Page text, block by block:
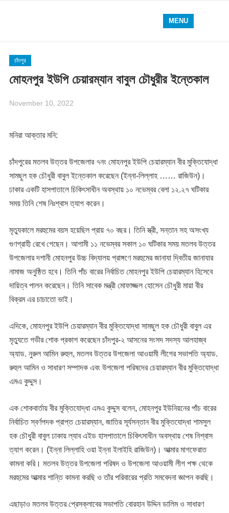
MENU
চাঁদপুর
মোহনপুর ইউপি চেয়ারম্যান বাবুল চৌধুরীর ইন্তেকাল
November 10, 2022
মনিরা আক্তার মনি:
চাঁদপুরের মতলব উত্তর উপজেলার ৭নং মোহনপুর ইউপি চেয়ারম্যান বীর মুক্তিযোদ্ধা
সামছুল হক চৌধুরী বাবুল ইন্তেকাল করেছেন (ইন্না-লিল্লাহ …… রাজিউন)।
ঢাকার একটি হাসপাতালে চিকিৎসাধীন অবস্থায় ১০ নভেম্বর বেলা ১২.২৭ ঘটিকার
সময় তিনি শেষ নিঃশ্বাস ত্যাগ করেন।
মৃত্যুকালে মরহুমের বয়স হয়েছিল প্রায় ৭০ বছর। তিনি স্ত্রী, সন্তান সহ অসংখ্য
গুণগ্রাহী রেখে গেছেন। আগামী ১১ নভেম্বর সকাল ১০ ঘটিকার সময় মতলব উত্তর
উপজেলার দশানী মোহনপুর উচ্চ বিদ্যালয় প্রাঙ্গণে মরহুমের জানাযা দ্বিতীয় জানাযার
নামাজ অনুষ্ঠিত হবে। তিনি পাঁচ বারের নির্বাচিত মোহনপুর ইউপি চেয়ারম্যান হিসেবে
দায়িত্ব পালন করেছেন। তিনি সাবেক মন্ত্রী মোফাজ্জল হোসেন চৌধুরী মায়া বীর
বিক্রম এর চাচাতো ভাই।
এদিকে, মোহনপুর ইউপি চেয়ারম্যান বীর মুক্তিযোদ্ধা সামছুল হক চৌধুরী বাবুল এর
মৃত্যুতে গভীর শোক প্রকাশ করেছেন চাঁদপুর-২ আসনের সংসদ সদস্য আলহাজ্ব
অ্যাড. নুরুল আমিন রুহুল, মতলব উত্তর উপজেলা আওয়ামী লীগের সভাপতি অ্যাড.
রুহুল আমিন ও সাধারণ সম্পাদক এবং উপজেলা পরিষদের চেয়ারম্যান বীর মুক্তিযোদ্ধা
এমএ কুদ্দুস।
এক শোকবার্তায় বীর মুক্তিযোদ্ধা এমএ কুদ্দুস বলেন, মোহনপুর ইউনিয়নের পাঁচ বারের
নির্বাচিত স্বর্ণপদক প্রাপ্ত চেয়ারম্যান, জাতির সূর্যসন্তান বীর মুক্তিযোদ্ধা শামসুল
হক চৌধুরী বাবুল ঢাকায় ল্যাব এইড হাসপাতালে চিকিৎসাধীন অবস্থায় শেষ নিশ্বাস
ত্যাগ করেন। (ইন্না লিল্লাহি ওয়া ইন্না ইলাইহি রাজিউন)। আত্মার মাগফেরাত
কামনা করি। মতলব উত্তর উপজেলা পরিষদ ও উপজেলা আওয়ামী লীগ পক্ষ থেকে
মরহুমের আত্মার শান্তি কামনা করছি ও তাঁর পরিবারের প্রতি সমবেদনা জ্ঞাপন করছি।
এছাড়াও মতলব উত্তর প্রেসক্লাবের সভাপতি বোরহান উদ্দিন ডালিম ও সাধারণ